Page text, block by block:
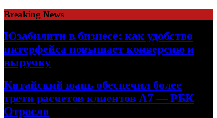
Skip
to
content
Breaking News
Юзабилити в бизнесе: как удобство
интерфейса повышает конверсию и
выручку
Китайский юань обеспечил более
трети расчетов клиентов А7 — РБК
Отрасли